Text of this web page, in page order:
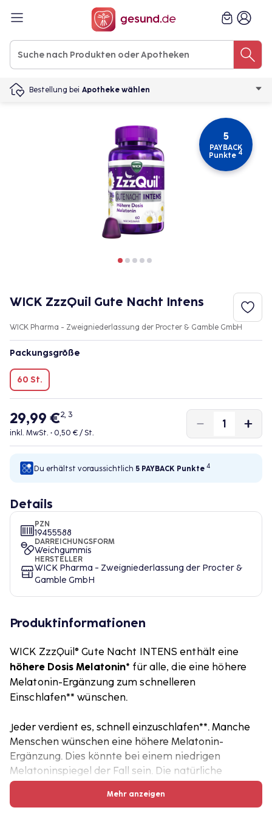
Bestellung bei Apotheke wählen
5
PAYBACK
Punkte 4
WICK ZzzQuil Gute Nacht Intens
WICK Pharma - Zweigniederlassung der Procter & Gamble GmbH
Packungsgröße
60 St.
29,99 €2, 3
inkl. MwSt. • 0,50 € / St.
Du erhältst voraussichtlich 5 PAYBACK Punkte 4
Details
PZN
19455588
DARREICHUNGSFORM
Weichgummis
HERSTELLER
WICK Pharma - Zweigniederlassung der Procter &
Gamble GmbH
Produktinformationen
WICK ZzzQuil® Gute Nacht INTENS enthält eine
höhere Dosis Melatonin* für alle, die eine höhere
Melatonin-Ergänzung zum schnelleren
Einschlafen** wünschen.
Jeder verdient es, schnell einzuschlafen**. Manche
Menschen wünschen eine höhere Melatonin-
Ergänzung. Dies könnte bei einem niedrigen
Melatoninspiegel der Fall sein. Die natürliche
Melatoninproduktion wird z. B. durch künstliche
Lichtquellen, denen man sich vor dem Zubettgehen
Mehr anzeigen